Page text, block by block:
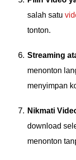
salah satu
tonton.
Streaming
menonton
menyimpan
Nikmati
download
menonton